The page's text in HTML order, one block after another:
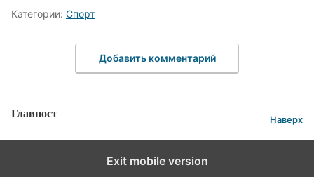
Категории: Спорт
Добавить комментарий
Главпост Наверх
Exit mobile version